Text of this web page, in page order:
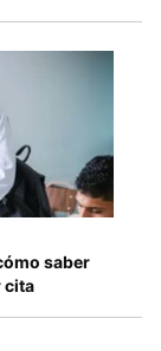
saber
cita